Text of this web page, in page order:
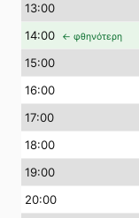
13:00
14:00 ← φθηνότερη
15:00
16:00
17:00
18:00
19:00
20:00